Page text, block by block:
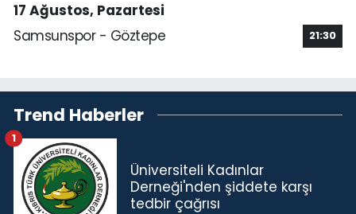
17 Ağustos, Pazartesi
Samsunspor - Göztepe
21:30
Trend Haberler
Üniversiteli Kadınlar
Derneği'nden şiddete karşı
tedbir çağrısı
1